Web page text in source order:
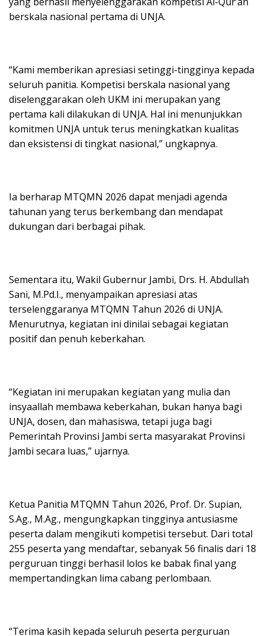
berskala nasional pertama di UNJA.
“Kami memberikan apresiasi setinggi-tingginya kepada
seluruh panitia. Kompetisi berskala nasional yang
diselenggarakan oleh UKM ini merupakan yang
pertama kali dilakukan di UNJA. Hal ini menunjukkan
komitmen UNJA untuk terus meningkatkan kualitas
dan eksistensi di tingkat nasional,” ungkapnya.
Ia berharap MTQMN 2026 dapat menjadi agenda
tahunan yang terus berkembang dan mendapat
dukungan dari berbagai pihak.
Sementara itu, Wakil Gubernur Jambi, Drs. H. Abdullah
Sani, M.Pd.I., menyampaikan apresiasi atas
terselenggaranya MTQMN Tahun 2026 di UNJA.
Menurutnya, kegiatan ini dinilai sebagai kegiatan
positif dan penuh keberkahan.
“Kegiatan ini merupakan kegiatan yang mulia dan
insyaallah membawa keberkahan, bukan hanya bagi
UNJA, dosen, dan mahasiswa, tetapi juga bagi
Pemerintah Provinsi Jambi serta masyarakat Provinsi
Jambi secara luas,” ujarnya.
Ketua Panitia MTQMN Tahun 2026, Prof. Dr. Supian,
S.Ag., M.Ag., mengungkapkan tingginya antusiasme
peserta dalam mengikuti kompetisi tersebut. Dari total
255 peserta yang mendaftar, sebanyak 56 finalis dari 18
perguruan tinggi berhasil lolos ke babak final yang
mempertandingkan lima cabang perlombaan.
“Terima kasih kepada seluruh peserta perguruan